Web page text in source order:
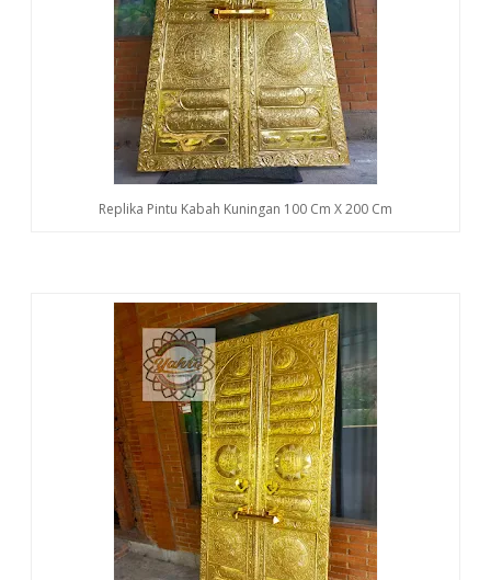
Replika Pintu Kabah Kuningan 100 Cm X 200 Cm